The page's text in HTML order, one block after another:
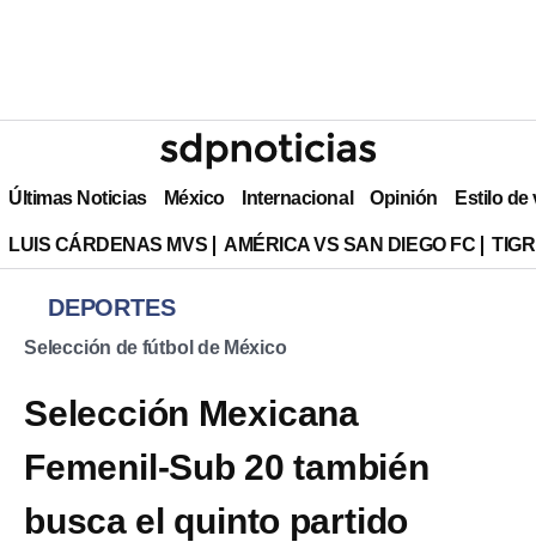
Últimas Noticias México Internacional Opinión Estilo de
LUIS CÁRDENAS MVS AMÉRICA VS SAN DIEGO FC
DEPORTES
Selección de fútbol de México
Selección Mexicana
Femenil-Sub 20 también
busca el quinto partido